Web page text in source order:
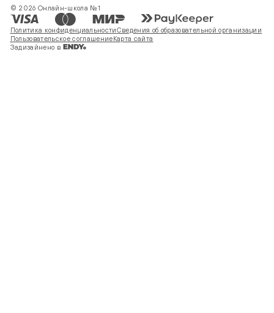
© 2026 Онлайн-школа №1
Политика конфиденциальностиСведения об образовательной организации
Пользовательское соглашение Карта сайта
Задизайнено в